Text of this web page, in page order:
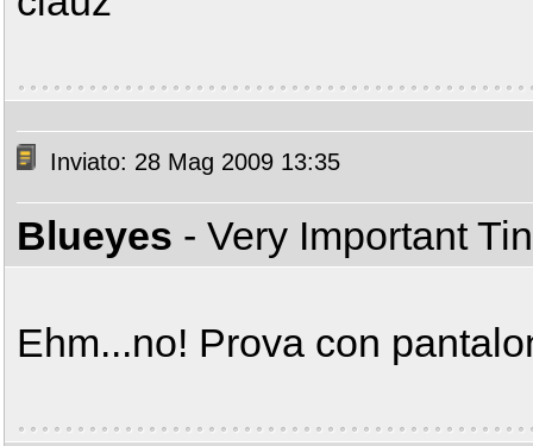
Inviato: 28 Mag 2009 13:35
Blueyes - Very Important
Ehm...no! Prova con